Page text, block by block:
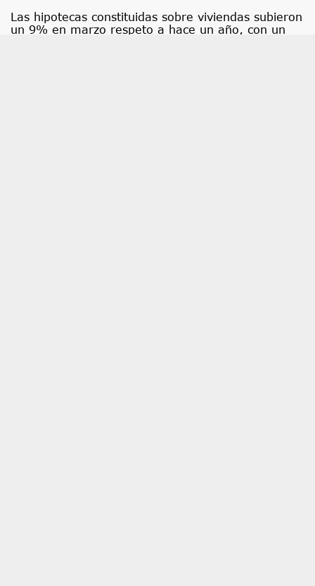
Las hipotecas constituidas sobre viviendas subieron
un 9% en marzo respeto a hace un año, con un